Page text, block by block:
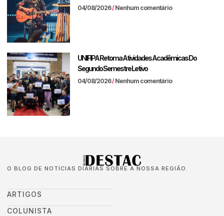
04/08/2026 Nenhum comentário
UNIFIPA Retoma Atividades Acadêmicas Do
Segundo Semestre Letivo
04/08/2026 Nenhum comentário
O BLOG DE NOTÍCIAS DIÁRIAS SOBRE A NOSSA REGIÃO.
ARTIGOS
COLUNISTA